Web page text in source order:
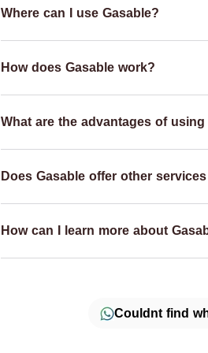
Where can I use Gasable?
How does Gasable work?
What are the advantages of
Does Gasable offer other
How can I learn more about
Couldnt find